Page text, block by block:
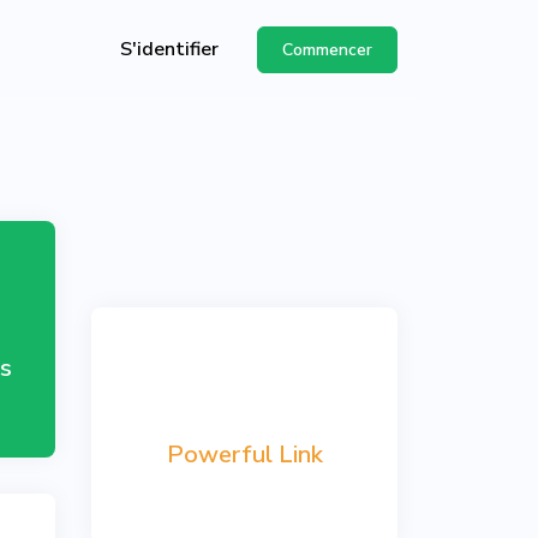
S'identifier Commencer
Powerful Link